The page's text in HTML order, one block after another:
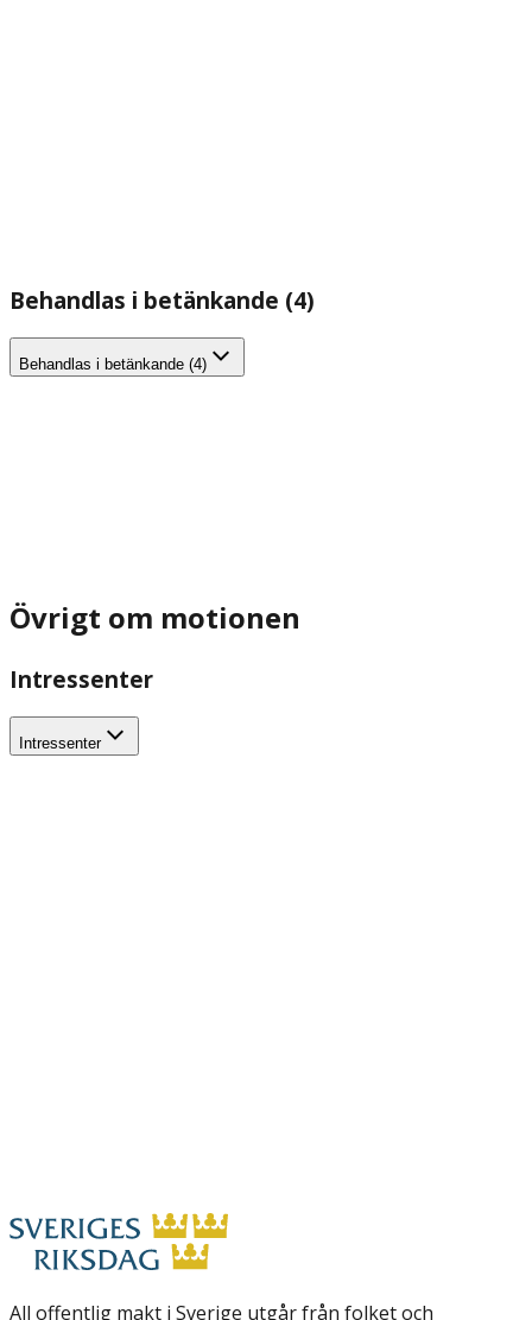
Behandlas i betänkande (4)
Behandlas i betänkande (4)
Övrigt om motionen
Intressenter
Intressenter
All offentlig makt i Sverige utgår från folket och